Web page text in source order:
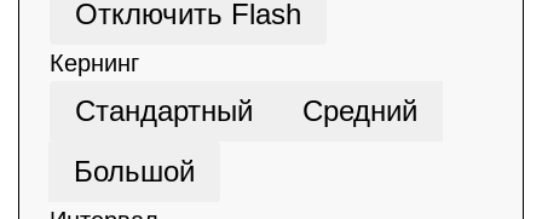
Отключить Flash
Кернинг
Стандартный
Средний
Большой